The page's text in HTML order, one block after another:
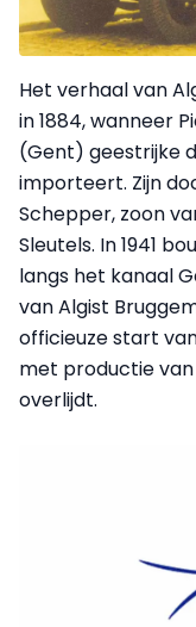
Het verhaal van
in 1884, wanneer
(Gent) geestrijke
importeert. Zijn
Schepper, zoon
Sleutels. In 1941
langs het kanaal
van Algist
officieuze start
met productie
overlijdt.